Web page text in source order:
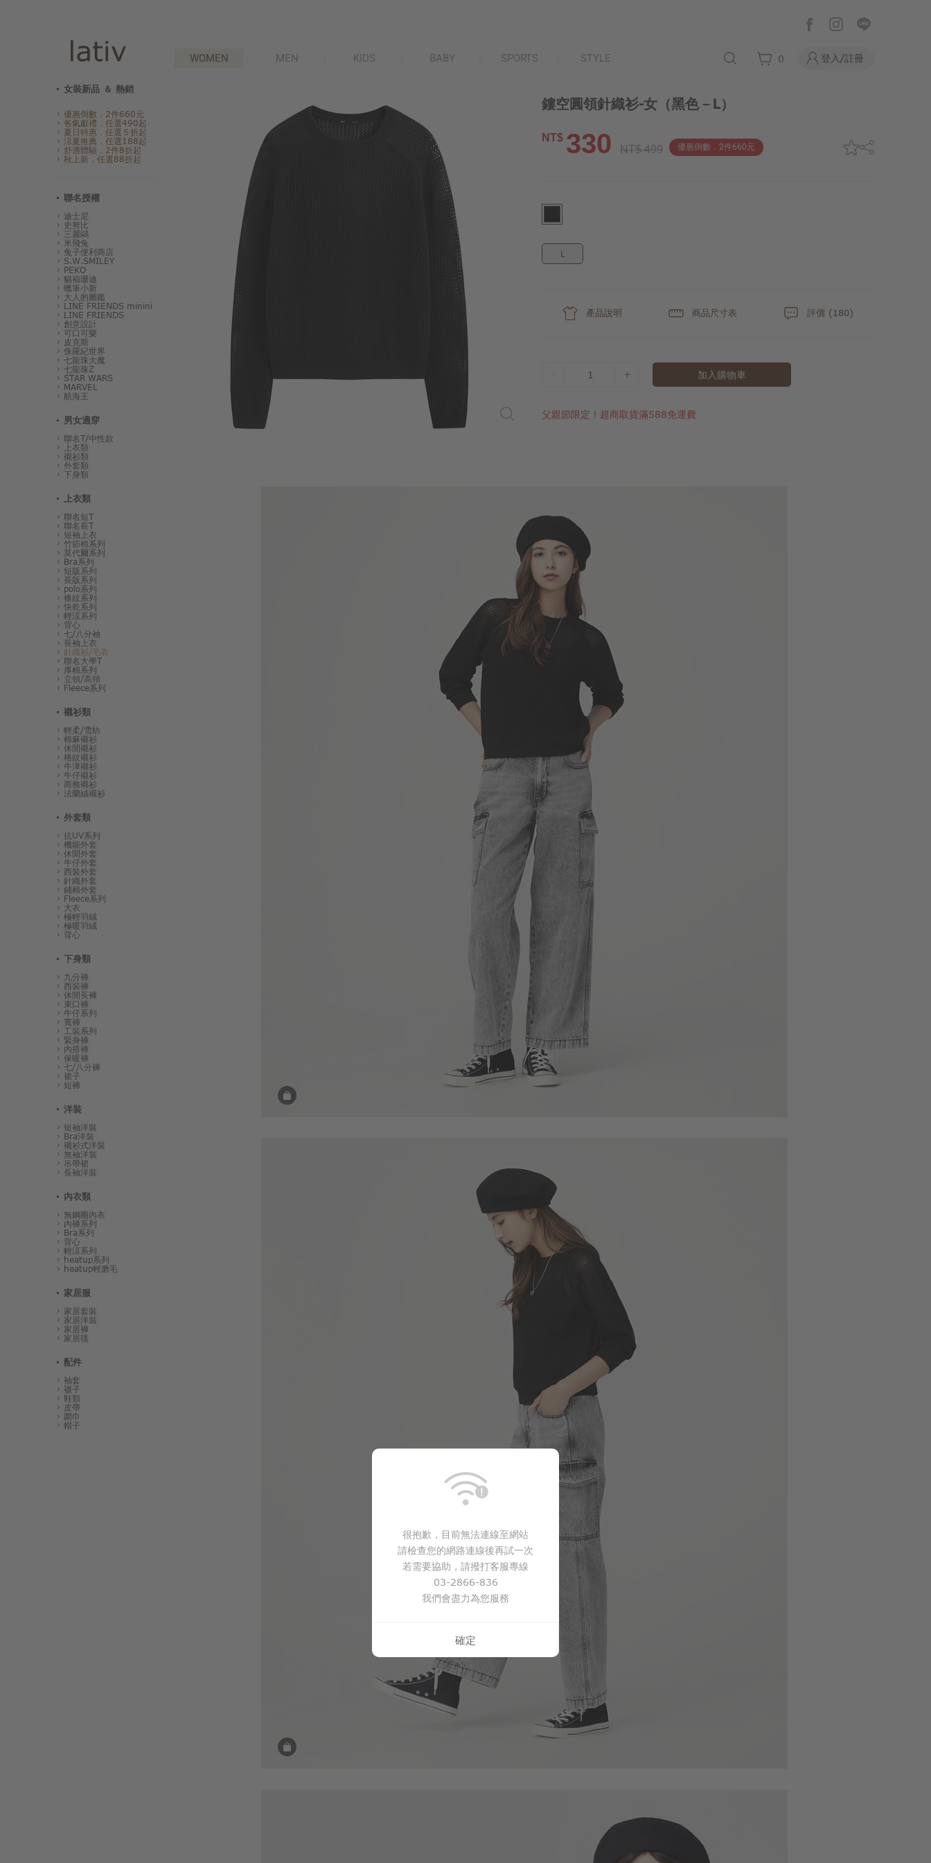
WOMEN MEN KIDS BABY SPORTS STYLE 0 登入/註冊
女裝新品 ＆ 熱銷
優惠倒數．2件660元
爸氣獻禮．任選490起
夏日特惠．任選５折起
涼夏推薦．任選188起
舒適體驗．2件8折起
秋上新．任選88折起
聯名授權
迪士尼
史努比
三麗鷗
米飛兔
兔子便利商店
S.W.SMILEY
PEKO
貓福珊迪
蠟筆小新
大人的圖鑑
LINE FRIENDS minini
LINE FRIENDS
創意設計
可口可樂
皮克斯
侏羅紀世界
七龍珠大魔
七龍珠Z
STAR WARS
MARVEL
航海王
男女適穿
聯名T/中性款
上衣類
襯衫類
外套類
下身類
上衣類
聯名短T
聯名長T
短袖上衣
竹節棉系列
莫代爾系列
Bra系列
短版系列
長版系列
polo系列
條紋系列
快乾系列
輕涼系列
背心
七/八分袖
長袖上衣
針織衫/毛衣
聯名大學T
厚棉系列
立領/高領
Fleece系列
襯衫類
輕柔/雪紡
棉麻襯衫
休閒襯衫
格紋襯衫
牛津襯衫
牛仔襯衫
商務襯衫
法蘭絨襯衫
外套類
抗UV系列
機能外套
休閒外套
牛仔外套
西裝外套
針織外套
鋪棉外套
Fleece系列
大衣
極輕羽絨
極暖羽絨
背心
下身類
九分褲
西裝褲
休閒長褲
束口褲
牛仔系列
寬褲
工裝系列
緊身褲
內搭褲
保暖褲
七/八分褲
裙子
短褲
洋裝
短袖洋裝
Bra洋裝
襯衫式洋裝
無袖洋裝
吊帶裙
長袖洋裝
內衣類
無鋼圈內衣
內褲系列
Bra系列
背心
輕涼系列
heatup系列
heatup輕磨毛
家居服
家居套裝
家居洋裝
家居褲
家居毯
配件
袖套
襪子
鞋類
皮帶
圍巾
帽子
鏤空圓領針織衫-女 （黑色－L）
NT$ 330 NT$ 499 優惠倒數．2件660元
L
產品說明 商品尺寸表 評價 (180)
1 加入購物車
父親節限定！超商取貨滿588免運費
$330 $ 499
商品售完
330
很抱歉，目前無法連線至網站
請檢查您的網路連線後再試一次
若需要協助，請撥打客服專線
03-2866-836
我們會盡力為您服務
確定